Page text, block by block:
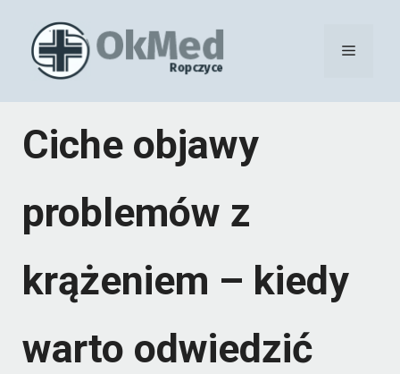
Menu
Ciche objawy
problemów z
krążeniem – kiedy
warto odwiedzić